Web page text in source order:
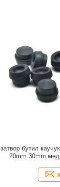
затвор бутил
20mm 30mm